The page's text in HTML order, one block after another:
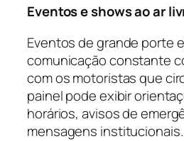
Eventos e shows ao ar
Eventos de grande porte
comunicação constante
com os motoristas que
painel pode exibir
horários, avisos de
mensagens institucionais.